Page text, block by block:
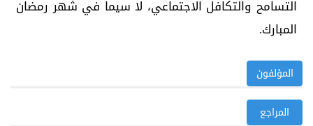
التسامح والتكافل الاجتماعي، لا سيما في شهر رمضان
المبارك.
المؤلفون
المراجع